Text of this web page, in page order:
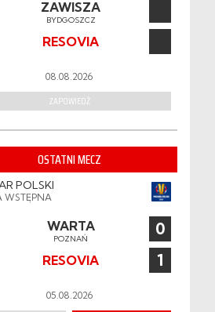
ZAWISZA
BYDGOSZCZ
RESOVIA
08.08.2026
ZAPOWIEDŹ
OSTATNI MECZ
POLSKI
WSTĘPNA
WARTA
POZNAŃ 0
RESOVIA 1
05.08.2026